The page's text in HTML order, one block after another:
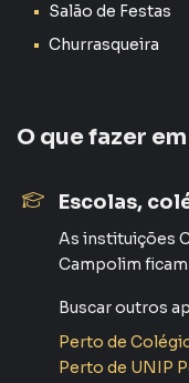
Segurança 24 horas
Próximo ao
Facilidade de acesso
Região com
academias e centros
Bairro com alto
Valores:
Salão de Festas
Churrasqueira
O que fazer em
Escolas,
As instituições
Campolim
Buscar outros
Perto de
Perto de UNIP